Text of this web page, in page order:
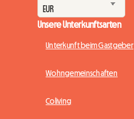
Unsere Unterkunftsarten
Unterkunft beim Gastgeber
Wohngemeinschaften
Coliving